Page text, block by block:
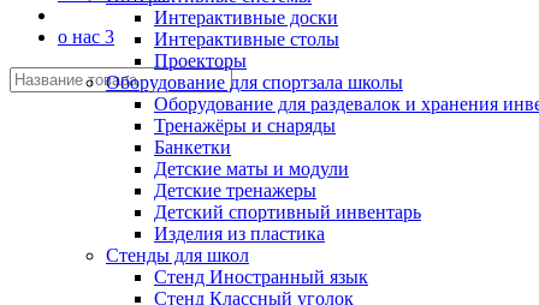
о нас 3
Интерактивные доски
Интерактивные столы
Проекторы
Оборудование для спортзала школы
Оборудование для раздевалок и хранения
Тренажёры и снаряды
Банкетки
Детские маты и модули
Детские тренажеры
Детский спортивный инвентарь
Изделия из пластика
Стенды для школ
Стенд Иностранный язык
Стенд Классный уголок